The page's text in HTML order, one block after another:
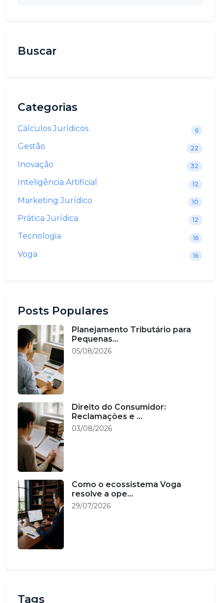
Buscar
Categorias
Cálculos Jurídicos 6
Gestão 22
Inovação 32
Inteligência Artificial 12
Marketing Jurídico 10
Prática Jurídica 12
Tecnologia 16
Voga 16
Posts Populares
Planejamento Tributário para
Pequenas...
05/08/2026
Direito do Consumidor:
Reclamações e ...
03/08/2026
Como o ecossistema Voga
resolve a ope...
29/07/2026
Tags